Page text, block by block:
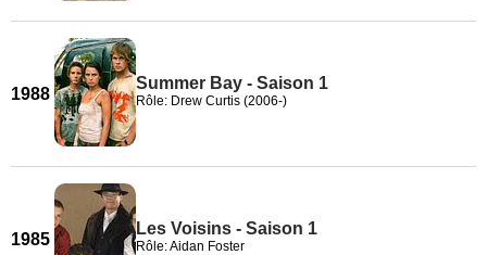
1988
Summer Bay - Saison 1
Rôle: Drew Curtis (2006-)
1985
Les Voisins - Saison 1
Rôle: Aidan Foster